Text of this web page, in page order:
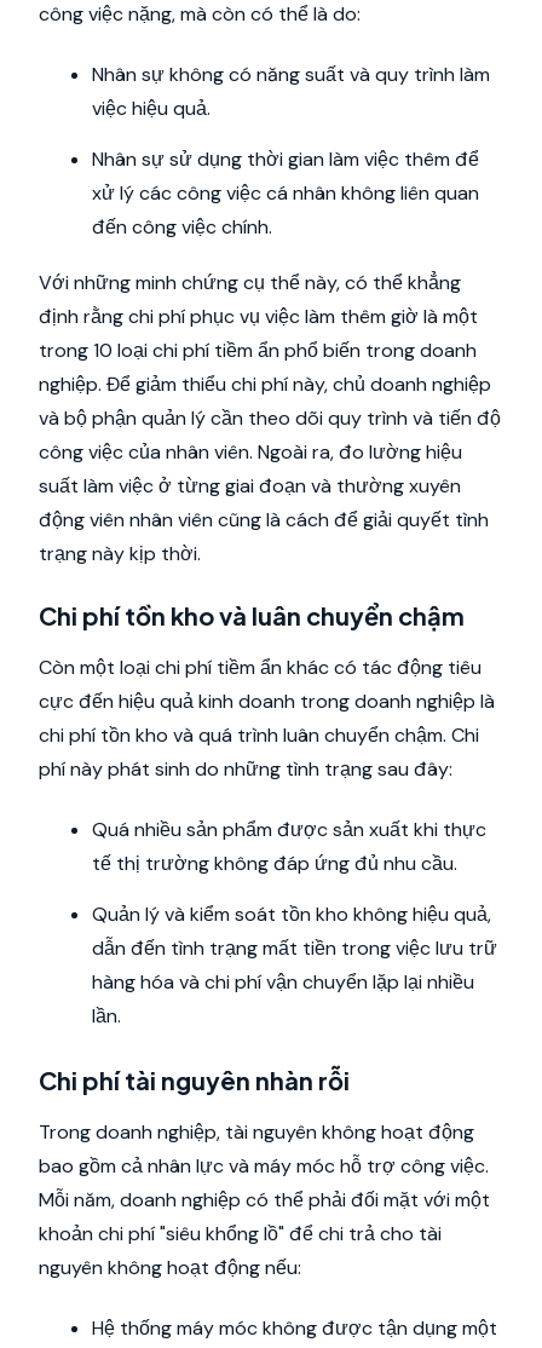
công việc nặng, mà còn có thể là do:
Nhân sự không có năng suất và quy trình làm
việc hiệu quả.
Nhân sự sử dụng thời gian làm việc thêm để
xử lý các công việc cá nhân không liên quan
đến công việc chính.
Với những minh chứng cụ thể này, có thể khẳng
định rằng chi phí phục vụ việc làm thêm giờ là một
trong 10 loại chi phí tiềm ẩn phổ biến trong doanh
nghiệp. Để giảm thiểu chi phí này, chủ doanh nghiệp
và bộ phận quản lý cần theo dõi quy trình và tiến độ
công việc của nhân viên. Ngoài ra, đo lường hiệu
suất làm việc ở từng giai đoạn và thường xuyên
động viên nhân viên cũng là cách để giải quyết tình
trạng này kịp thời.
Chi phí tồn kho và luân chuyển chậm
Còn một loại chi phí tiềm ẩn khác có tác động tiêu
cực đến hiệu quả kinh doanh trong doanh nghiệp là
chi phí tồn kho và quá trình luân chuyển chậm. Chi
phí này phát sinh do những tình trạng sau đây:
Quá nhiều sản phẩm được sản xuất khi thực
tế thị trường không đáp ứng đủ nhu cầu.
Quản lý và kiểm soát tồn kho không hiệu quả,
dẫn đến tình trạng mất tiền trong việc lưu trữ
hàng hóa và chi phí vận chuyển lặp lại nhiều
lần.
Chi phí tài nguyên nhàn rỗi
Trong doanh nghiệp, tài nguyên không hoạt động
bao gồm cả nhân lực và máy móc hỗ trợ công việc.
Mỗi năm, doanh nghiệp có thể phải đối mặt với một
khoản chi phí "siêu khổng lồ" để chi trả cho tài
nguyên không hoạt động nếu:
Hệ thống máy móc không được tận dụng một